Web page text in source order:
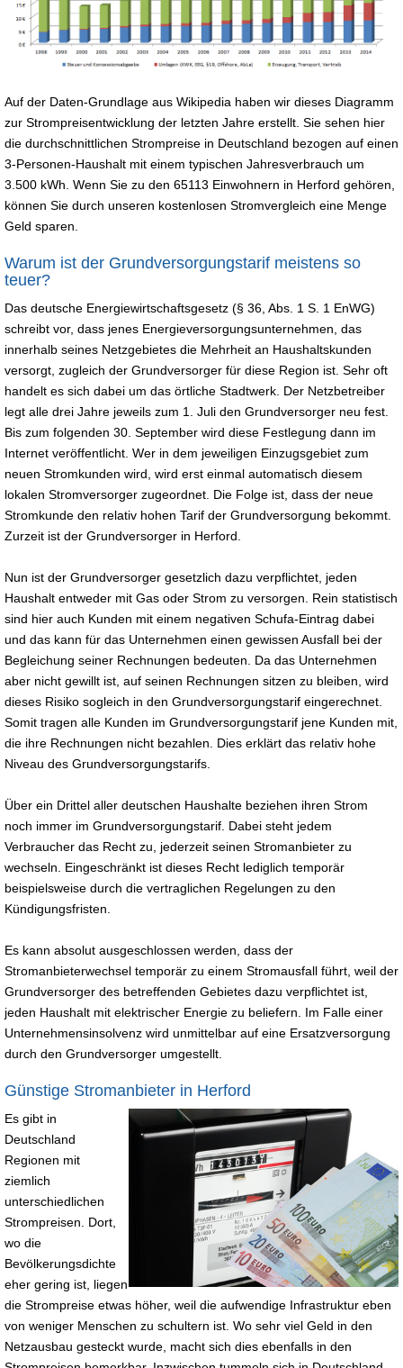
Auf der Daten-Grundlage aus Wikipedia haben wir dieses Diagramm
zur Strompreisentwicklung der letzten Jahre erstellt. Sie sehen hier
die durchschnittlichen Strompreise in Deutschland bezogen auf einen
3-Personen-Haushalt mit einem typischen Jahresverbrauch um
3.500 kWh. Wenn Sie zu den 65113 Einwohnern in Herford gehören,
können Sie durch unseren kostenlosen Stromvergleich eine Menge
Geld sparen.
Warum ist der Grundversorgungstarif meistens so
teuer?
Das deutsche Energiewirtschaftsgesetz (§ 36, Abs. 1 S. 1 EnWG)
schreibt vor, dass jenes Energieversorgungsunternehmen, das
innerhalb seines Netzgebietes die Mehrheit an Haushaltskunden
versorgt, zugleich der Grundversorger für diese Region ist. Sehr oft
handelt es sich dabei um das örtliche Stadtwerk. Der Netzbetreiber
legt alle drei Jahre jeweils zum 1. Juli den Grundversorger neu fest.
Bis zum folgenden 30. September wird diese Festlegung dann im
Internet veröffentlicht. Wer in dem jeweiligen Einzugsgebiet zum
neuen Stromkunden wird, wird erst einmal automatisch diesem
lokalen Stromversorger zugeordnet. Die Folge ist, dass der neue
Stromkunde den relativ hohen Tarif der Grundversorgung bekommt.
Zurzeit ist der Grundversorger in Herford.
Nun ist der Grundversorger gesetzlich dazu verpflichtet, jeden
Haushalt entweder mit Gas oder Strom zu versorgen. Rein statistisch
sind hier auch Kunden mit einem negativen Schufa-Eintrag dabei
und das kann für das Unternehmen einen gewissen Ausfall bei der
Begleichung seiner Rechnungen bedeuten. Da das Unternehmen
aber nicht gewillt ist, auf seinen Rechnungen sitzen zu bleiben, wird
dieses Risiko sogleich in den Grundversorgungstarif eingerechnet.
Somit tragen alle Kunden im Grundversorgungstarif jene Kunden mit,
die ihre Rechnungen nicht bezahlen. Dies erklärt das relativ hohe
Niveau des Grundversorgungstarifs.
Über ein Drittel aller deutschen Haushalte beziehen ihren Strom
noch immer im Grundversorgungstarif. Dabei steht jedem
Verbraucher das Recht zu, jederzeit seinen Stromanbieter zu
wechseln. Eingeschränkt ist dieses Recht lediglich temporär
beispielsweise durch die vertraglichen Regelungen zu den
Kündigungsfristen.
Es kann absolut ausgeschlossen werden, dass der
Stromanbieterwechsel temporär zu einem Stromausfall führt, weil der
Grundversorger des betreffenden Gebietes dazu verpflichtet ist,
jeden Haushalt mit elektrischer Energie zu beliefern. Im Falle einer
Unternehmensinsolvenz wird unmittelbar auf eine Ersatzversorgung
durch den Grundversorger umgestellt.
Günstige Stromanbieter in Herford
Es gibt in
Deutschland
Regionen mit
ziemlich
unterschiedlichen
Strompreisen. Dort,
wo die
Bevölkerungsdichte
eher gering ist, liegen
die Strompreise etwas höher, weil die aufwendige Infrastruktur eben
von weniger Menschen zu schultern ist. Wo sehr viel Geld in den
Netzausbau gesteckt wurde, macht sich dies ebenfalls in den